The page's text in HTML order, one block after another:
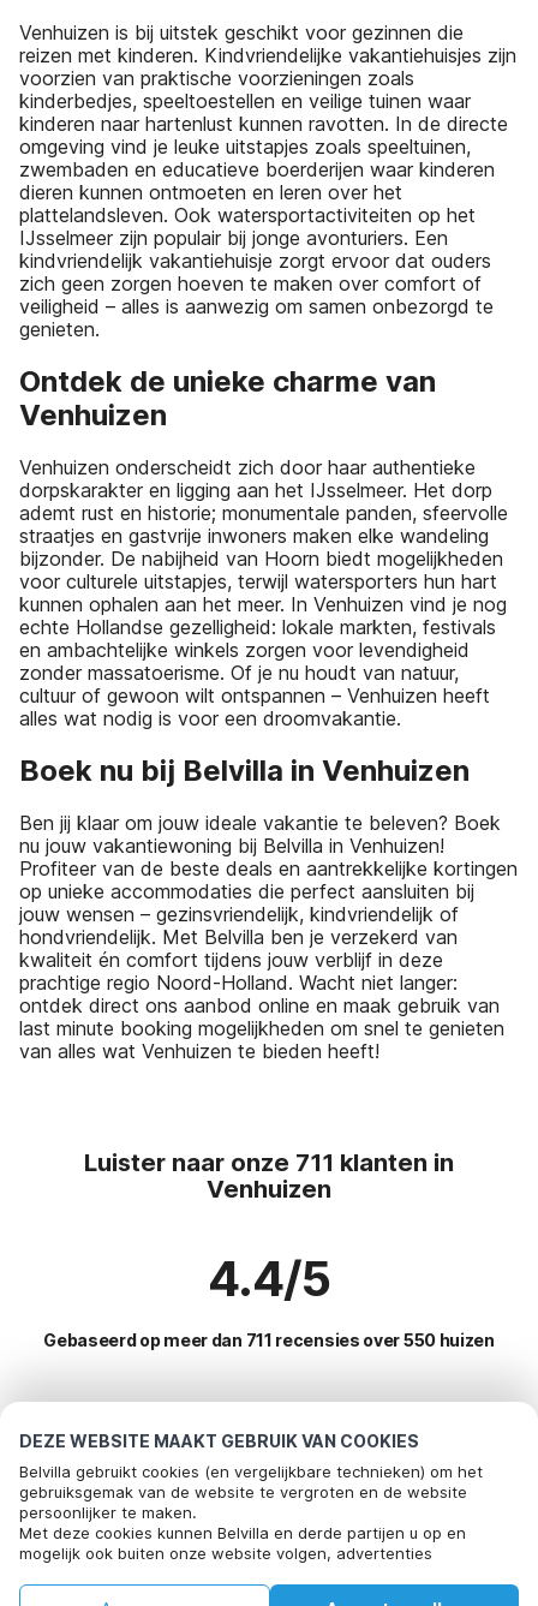
DEZE WEBSITE MAAKT GEBRUIK VAN COOKIES
Belvilla gebruikt cookies (en vergelijkbare technieken) om het
gebruiksgemak van de website te vergroten en de website
persoonlijker te maken.
Met deze cookies kunnen Belvilla en derde partijen u op en
mogelijk ook buiten onze website volgen, advertenties
social media.
Venhuizen is bij uitstek geschikt voor gezinnen die
reizen met kinderen. Kindvriendelijke vakantiehuisjes zijn
voorzien van praktische voorzieningen zoals
kinderbedjes, speeltoestellen en veilige tuinen waar
kinderen naar hartenlust kunnen ravotten. In de directe
omgeving vind je leuke uitstapjes zoals speeltuinen,
zwembaden en educatieve boerderijen waar kinderen
dieren kunnen ontmoeten en leren over het
plattelandsleven. Ook watersportactiviteiten op het
IJsselmeer zijn populair bij jonge avonturiers. Een
kindvriendelijk vakantiehuisje zorgt ervoor dat ouders
zich geen zorgen hoeven te maken over comfort of
veiligheid – alles is aanwezig om samen onbezorgd te
genieten.
Ontdek de unieke charme van
Venhuizen
Venhuizen onderscheidt zich door haar authentieke
dorpskarakter en ligging aan het IJsselmeer. Het dorp
ademt rust en historie; monumentale panden, sfeervolle
straatjes en gastvrije inwoners maken elke wandeling
bijzonder. De nabijheid van Hoorn biedt mogelijkheden
voor culturele uitstapjes, terwijl watersporters hun hart
kunnen ophalen aan het meer. In Venhuizen vind je nog
echte Hollandse gezelligheid: lokale markten, festivals
en ambachtelijke winkels zorgen voor levendigheid
zonder massatoerisme. Of je nu houdt van natuur,
cultuur of gewoon wilt ontspannen – Venhuizen heeft
alles wat nodig is voor een droomvakantie.
Boek nu bij Belvilla in Venhuizen
Ben jij klaar om jouw ideale vakantie te beleven? Boek
nu jouw vakantiewoning bij Belvilla in Venhuizen!
Profiteer van de beste deals en aantrekkelijke kortingen
op unieke accommodaties die perfect aansluiten bij
jouw wensen – gezinsvriendelijk, kindvriendelijk of
hondvriendelijk. Met Belvilla ben je verzekerd van
kwaliteit én comfort tijdens jouw verblijf in deze
prachtige regio Noord-Holland. Wacht niet langer:
ontdek direct ons aanbod online en maak gebruik van
last minute booking mogelijkheden om snel te genieten
van alles wat Venhuizen te bieden heeft!
Luister naar onze 711 klanten in
Venhuizen
4.4/5
Gebaseerd op meer dan 711 recensies over 550 huizen
Meest populaire bestemmingen voor
vakantie
Top steden met top voorzieningen voor vakantie
Vakantie met hond - Huisdiervriendelijke vakantiehuizen kreileroord
Vakantie met hond - Huisdiervriendelijke vakantiehuizen venhuizen
Populaire voorzieningen voor vakantie in Venhuizen
Bel om te boeken